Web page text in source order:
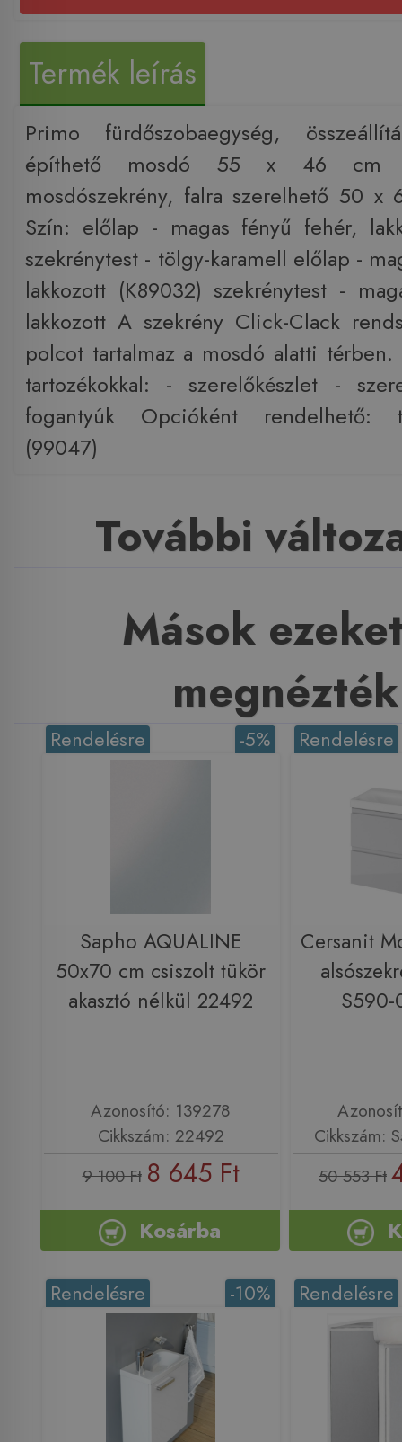
Termék leírás
Primo fürdőszobaegység,
építhető mosdó 55 x 46 cm
mosdószekrény, falra szerelhető 50
Szín: előlap - magas fényű fehér,
szekrénytest - tölgy-karamell előlap -
lakkozott (K89032) szekrénytest -
lakkozott A szekrény Click-Clack
polcot tartalmaz a mosdó alatti térben.
tartozékokkal: - szerelőkészlet -
fogantyúk Opcióként rendelhető:
(99047)
További
Mások
megnézték
-5%
Rendelésre
Sapho AQUALINE
50x70 cm csiszolt tükör
akasztó nélkül 22492
Azonosító: 139278
Cikkszám: 22492
9 100 Ft 8 645 Ft
Kosárba
Rendelésre
Cersanit
S590-
Cikkszám:
50 553 Ft
-10%
Rendelésre Rendelésre